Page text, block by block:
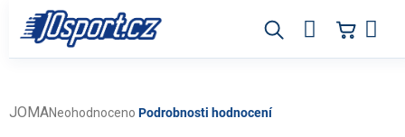
obsah
Průměrné
Neohodnoceno Podrobnosti hodnocení
JOMA